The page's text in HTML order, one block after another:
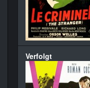
Verfolgt